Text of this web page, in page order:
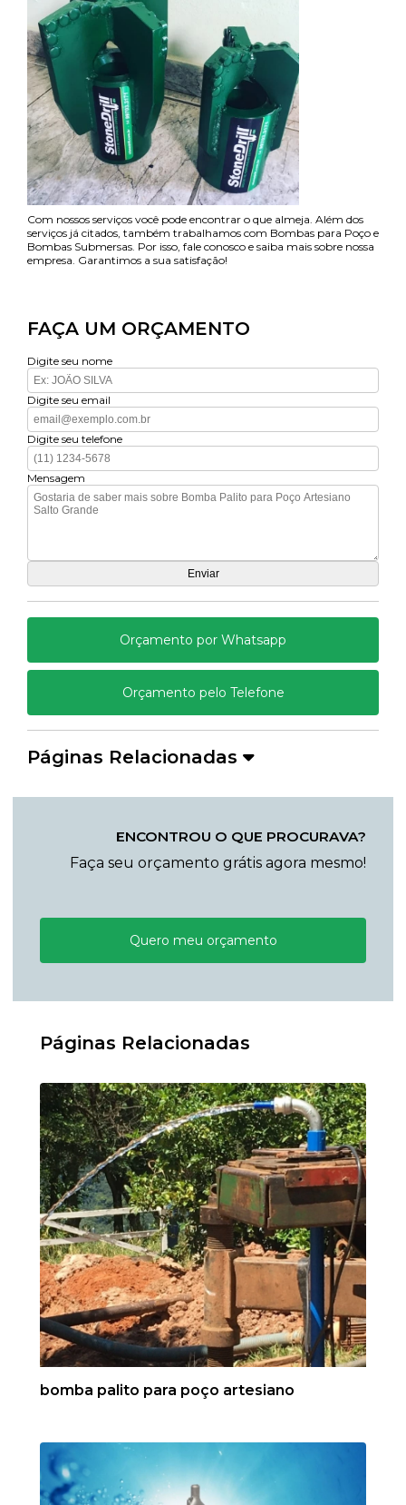
Com nossos serviços você pode encontrar o que almeja. Além dos
serviços já citados, também trabalhamos com Bombas para Poço e
Bombas Submersas. Por isso, fale conosco e saiba mais sobre nossa
empresa. Garantimos a sua satisfação!
FAÇA UM ORÇAMENTO
Digite seu nome
Digite seu email
Digite seu telefone
Mensagem
Orçamento por Whatsapp
Orçamento pelo Telefone
Páginas Relacionadas
ENCONTROU O QUE PROCURAVA?
Faça seu orçamento grátis agora mesmo!
Quero meu orçamento
Páginas Relacionadas
bomba palito para poço artesiano